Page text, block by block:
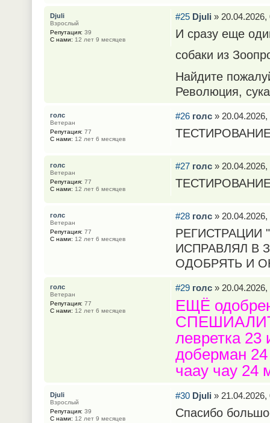
#25 Djuli » 20.04.2026,
И сразу еще
собаки из
Найдите
Революция,
Djuli
Взрослый
Репутация: 39
С нами: 12 лет 9 месяцев
#26 голс» 20.04.2026,
голс
Ветеран
Репутация: 77
С нами: 12 лет 6 месяцев
#27 голс» 20.04.2026,
голс
Ветеран
Репутация: 77
С нами: 12 лет 6 месяцев
#28 голс» 20.04.2026,
РЕГИСТРАЦИИ
ИСПРАВЛЯЛ В
ОДОБРЯТЬ И
голс
Ветеран
Репутация: 77
С нами: 12 лет 6 месяцев
#29 голс» 20.04.2026,
ЕЩЁ
левретка 23
доберман
чаау чау 24
голс
Ветеран
Репутация: 77
С нами: 12 лет 6 месяцев
#30 Djuli » 21.04.2026,
Спасибо
Djuli
Взрослый
Репутация: 39
С нами: 12 лет 9 месяцев